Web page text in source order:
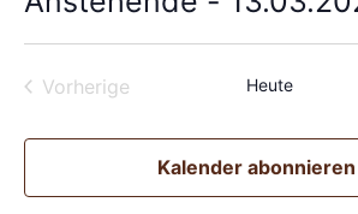
wählen.
VorherigeVeranstaltungen
Heute
Kalender abonnieren